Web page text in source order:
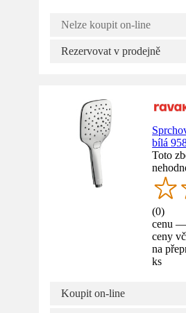
Nelze koupit on-line
Rezervovat v prodejně
bílá
Toto
(0)
cenu
ceny
na
ks
Koupit on-line